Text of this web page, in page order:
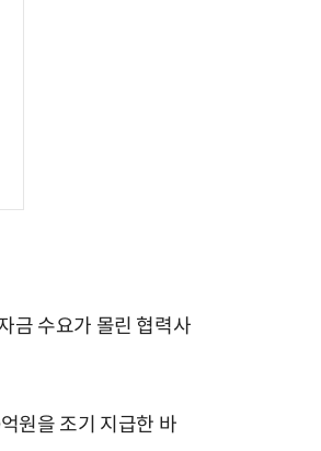
금 수요가 몰린 협력사
원을 조기 지급한 바